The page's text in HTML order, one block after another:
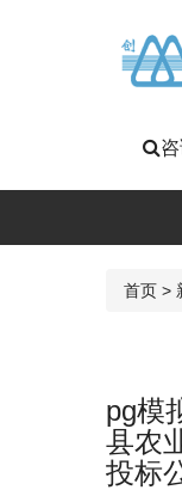
首页 >
pg模
县农
投标